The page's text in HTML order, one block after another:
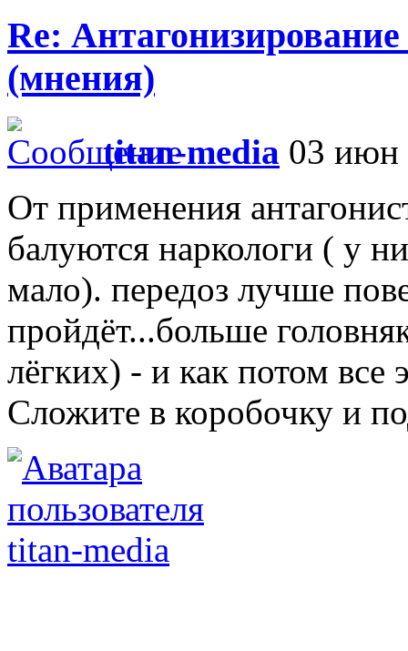
Re:
(мнения)
titan-media 03 июн
От применения
балуются наркологи ( у
мало). передоз лучше
пройдёт...больше
лёгких) - и как потом все
Сложите в коробочку и
titan-media